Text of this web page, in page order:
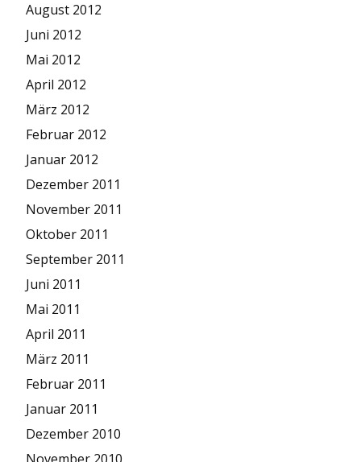
August 2012
Juni 2012
Mai 2012
April 2012
März 2012
Februar 2012
Januar 2012
Dezember 2011
November 2011
Oktober 2011
September 2011
Juni 2011
Mai 2011
April 2011
März 2011
Februar 2011
Januar 2011
Dezember 2010